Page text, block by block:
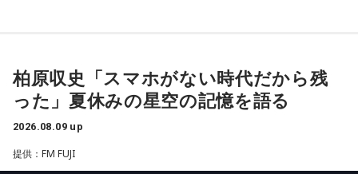
リスマを生成し、見事な『カリスマチャージ』を蓄積させて
いく。チャージの先にあるものとは……!?
これはカリスマたちの物語です。
【7位】天秤座（てんびん座）
慌ただしい一日になりそうですが、忙しいほど輝けそう。汗
ろな会話をするようですが、お互いの人柄を深く理解できる
ことでしょう。
今回紹介されたのは、ラジオネーム「雪見だいふく」さんか
ら届いたStory。
子どもの頃、甲府市愛宕町にある県立科学館へ通い、プラネ
柏原収史「スマホがない時代だから残
った」夏休みの星空の記憶を語る
2026.08.09 up
提供：FM FUJI